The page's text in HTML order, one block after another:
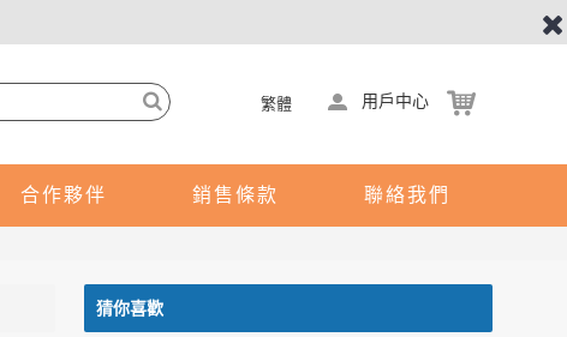
繁體 用戶中心
合作夥伴 銷售條款 聯絡我們
猜你喜歡